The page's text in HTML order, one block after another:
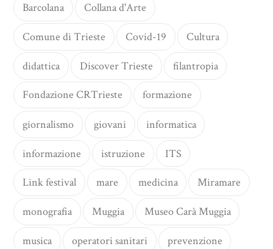
Barcolana Collana d'Arte
Comune di Trieste Covid-19 Cultura
didattica Discover Trieste filantropia
Fondazione CRTrieste formazione
giornalismo giovani informatica
informazione istruzione ITS
Link festival mare medicina Miramare
monografia Muggia Museo Carà Muggia
musica operatori sanitari prevenzione